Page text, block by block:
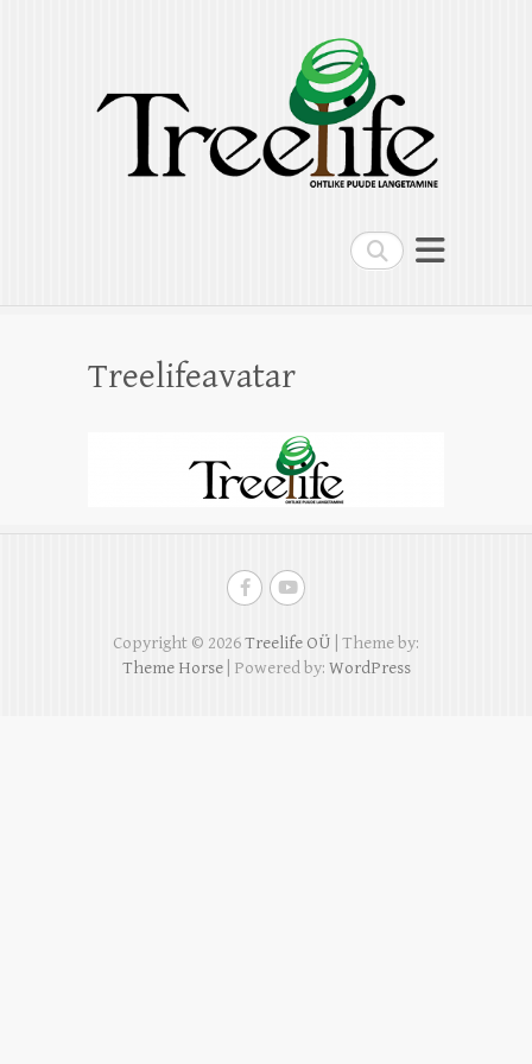
Search
Treelife OÜ
Ohtlike puude langetamine, puude
hoolduslõikus, kändude freesimine,
Treelifeavatar
Copyright © 2026Treelife OÜ | Theme by:
Theme Horse| Powered by: WordPress